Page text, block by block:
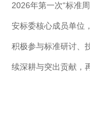
2026年第一次“标准
安标委核心成员单位
积极参与标准研讨、
续深耕与突出贡献，